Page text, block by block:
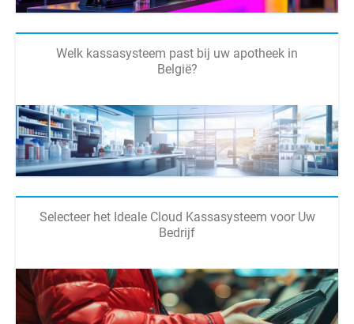
Welk kassasysteem past bij uw apotheek in
België?
Selecteer het Ideale Cloud Kassasysteem voor Uw
Bedrijf